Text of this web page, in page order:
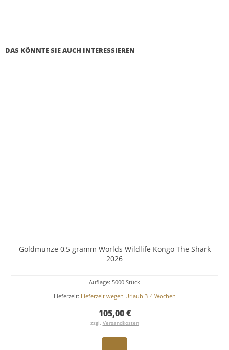
DAS KÖNNTE SIE AUCH INTERESSIEREN
Goldmünze 0,5 gramm Worlds Wildlife Kongo The Shark
2026
Auflage: 5000 Stück
Lieferzeit: Lieferzeit wegen Urlaub 3-4 Wochen
105,00 €
zzgl. Versandkosten